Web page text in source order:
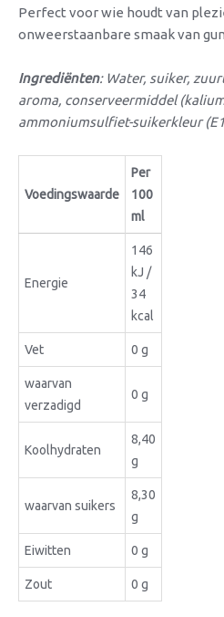
Perfect voor wie houdt van
onweerstaanbare smaak van
Ingrediënten: Water, suiker,
aroma, conserveermiddel
ammoniumsulfiet-suikerkleur
Voedingswaarde
Per
100
ml
Energie
146
kJ /
34
kcal
Vet 0 g
waarvan
verzadigd
0 g
Koolhydraten
8,40
g
waarvan suikers
8,30
g
Eiwitten 0 g
Zout 0 g